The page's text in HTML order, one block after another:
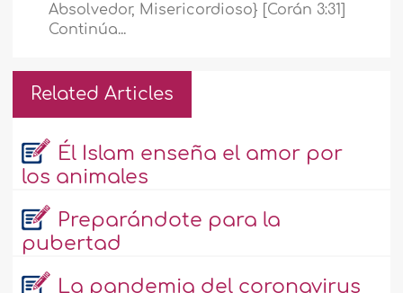
Absolvedor, Misericordioso} [Corán 3:31]
Continúa...
Related Articles
Él Islam enseña el amor por
los animales
Preparándote para la
pubertad
La pandemia del coronavirus